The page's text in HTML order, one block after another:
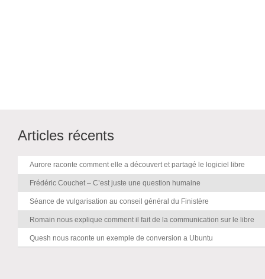
Articles récents
Aurore raconte comment elle a découvert et partagé le logiciel libre
Frédéric Couchet – C’est juste une question humaine
Séance de vulgarisation au conseil général du Finistère
Romain nous explique comment il fait de la communication sur le libre
Quesh nous raconte un exemple de conversion a Ubuntu